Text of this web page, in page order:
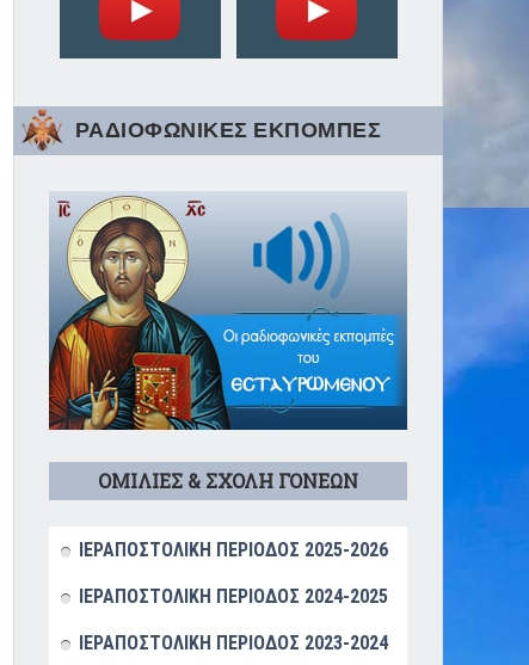
ΡΑΔΙΟΦΩΝΙΚΕΣ ΕΚΠΟΜΠΕΣ
ΟΜΙΛΙΕΣ & ΣΧΟΛΗ ΓΟΝΕΩΝ
ΙΕΡΑΠΟΣΤΟΛΙΚΗ ΠΕΡΙΟΔΟΣ 2025-2026
ΙΕΡΑΠΟΣΤΟΛΙΚΗ ΠΕΡΙΟΔΟΣ 2024-2025
ΙΕΡΑΠΟΣΤΟΛΙΚΗ ΠΕΡΙΟΔΟΣ 2023-2024